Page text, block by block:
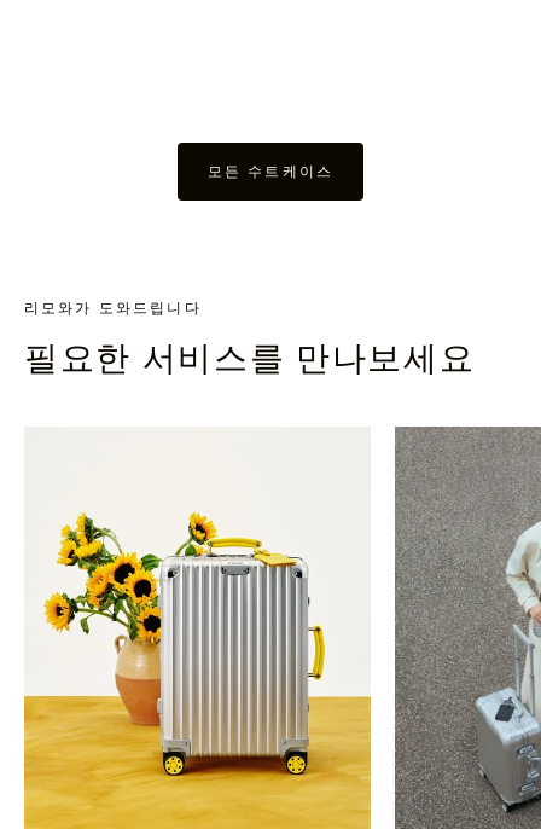
모든 수트케이스
리모와가 도와드립니다
필요한 서비스를 만나보세요